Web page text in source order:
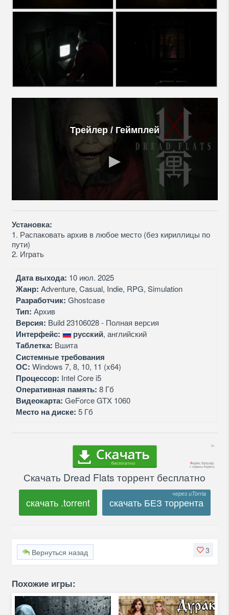
Трейлер / Геймплей
Установка:
1. Распаковать архив в любое место (без кириллицы по
пути)
2. Играть
Дата выхода: 10 июл. 2025
Жанр: Adventure, Casual, Indie, RPG, Simulation
Разработчик: Ghostcase
Тип: Архив
Версия: Build 23106028 - Полная версия
Интерфейс: русский, английский
Таблетка: Вшита
Системные требования
ОС: Windows 7, 8, 10, 11 (x64)
Процессор: Intel Core i5
Оперативная память: 8 Гб
Видеокарта: GeForce GTX 1060
Место на диске: 5 Гб
Скачать Dread Flats торрент бесплатно
скачать .torrent скачать БЕЗ торрента
3
Вернуться назад
Похожие игры: